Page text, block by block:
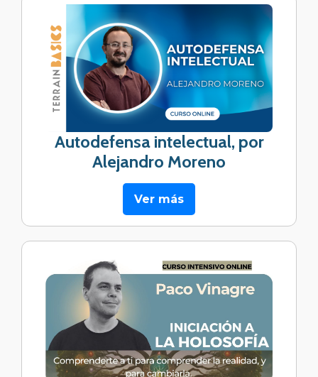
Autodefensa intelectual, por
Alejandro Moreno
Ver más